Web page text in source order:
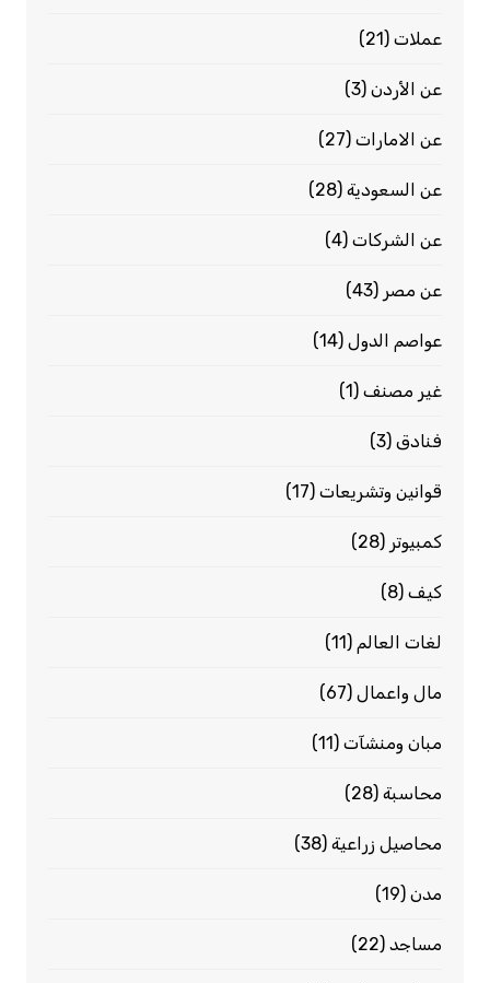
عملات(21)
عن الأردن(3)
عن الامارات(27)
عن السعودية(28)
عن الشركات(4)
عن مصر (43)
عواصم الدول(14)
غير مصنف(1)
فنادق(3)
قوانين وتشريعات(17)
كمبيوتر (28)
كيف(8)
لغات العالم (11)
مال واعمال(67)
مبان ومنشآت(11)
محاسبة(28)
محاصيل زراعية(38)
مدن(19)
مساجد(22)